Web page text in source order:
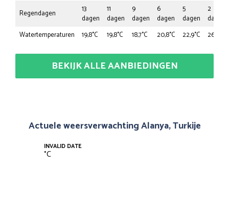
Regendagen
13
dagen
11
dagen
9
dagen
6
dagen
5
dagen
2
dagen
Watertemperaturen
19,8°C 19,8°C 18,7°C 20,8°C 22,9°C 26,0°C
BEKIJK ALLE AANBIEDINGEN
Actuele weersverwachting Alanya, Turkije
INVALID DATE
°C